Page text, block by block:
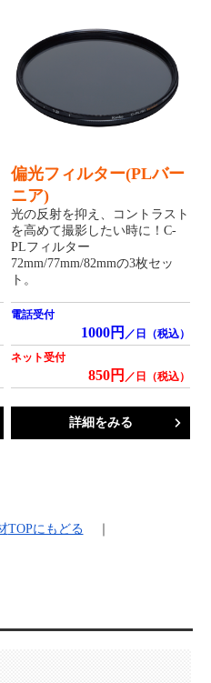
偏光フィルター(PLバー
ニア)
光の反射を抑え、コントラスト
を高めて撮影したい時に！C-
PLフィルター
72mm/77mm/82mmの3枚セッ
ト。
電話受付
1000円 ／日（税込）
ネット受付
850円 ／日（税込）
詳細をみる
TOPにもどる